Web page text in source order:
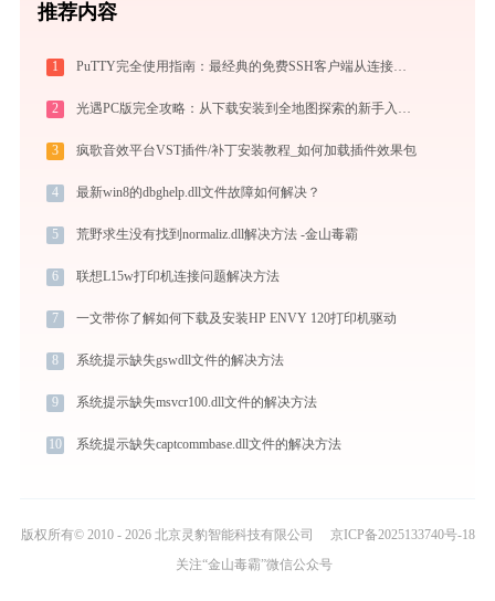
推荐内容
1 PuTTY完全使用指南：最经典的免费SSH客户端从连接到精通（2026最新）
2 光遇PC版完全攻略：从下载安装到全地图探索的新手入门指南（2026最新）
3 疯歌音效平台VST插件/补丁安装教程_如何加载插件效果包
4 最新win8的dbghelp.dll文件故障如何解决？
5 荒野求生没有找到normaliz.dll解决方法 -金山毒霸
6 联想L15w打印机连接问题解决方法
7 一文带你了解如何下载及安装HP ENVY 120打印机驱动
8 系统提示缺失gswdll文件的解决方法
9 系统提示缺失msvcr100.dll文件的解决方法
10 系统提示缺失captcommbase.dll文件的解决方法
版权所有© 2010 - 2026 北京灵豹智能科技有限公司
京ICP备2025133740号-18
关注“金山毒霸”微信公众号